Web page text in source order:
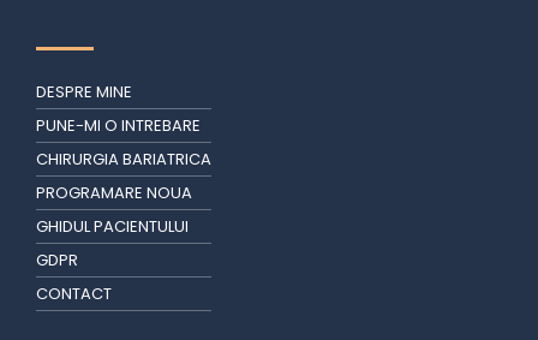
DESPRE MINE
PUNE-MI O INTREBARE
CHIRURGIA BARIATRICA
PROGRAMARE NOUA
GHIDUL PACIENTULUI
GDPR
CONTACT